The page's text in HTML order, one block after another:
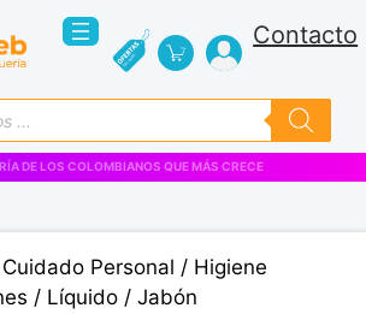
Contacto
DE LOS COLOMBIANOS QUE MÁS CRECE
Personal / Higiene
/ Líquido / Jabón